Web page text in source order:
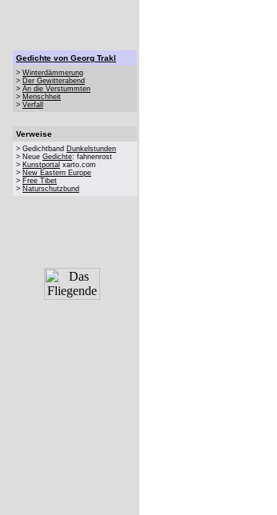
Gedichte von Georg Trakl
> Winterdämmerung
> Der Gewitterabend
> An die Verstummten
> Menschheit
> Verfall
Verweise
> Gedichtband Dunkelstunden
> Neue Gedichte: fahnenrost
> Kunstportal xarto.com
> New Eastern Europe
> Free Tibet
> Naturschutzbund